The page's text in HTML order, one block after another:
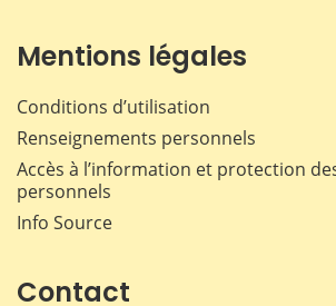
Mentions légales
Conditions d’utilisation
Renseignements personnels
Accès à l’information et protection
personnels
Info Source
Contact